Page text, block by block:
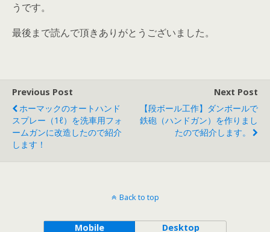
うです。
最後まで読んで頂きありがとうございました。
Previous Post
ホーマックのオートハンド
スプレー（1ℓ）を洗車用フォ
ームガンに改造したので紹介
します！
Next Post
【段ボール工作】ダンボールで
鉄砲（ハンドガン）を作りまし
たので紹介します。
Back to top
Mobile Desktop